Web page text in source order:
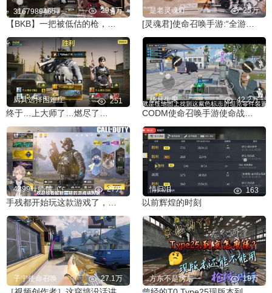
3167989465 29.4万
【BKB】一把被低估的枪，都给我组起来！
是老灵魂吖 25万
[灵魂君]使命召唤手游:“全游拍狙战最强击杀剪辑盛宴！
厨具选择困难症 251
终于…上大师了…燃尽了…
杨月生果 42.2万
4399叶师傅_い 27万 情归泪 163
以前辉煌的时刻
子宁使命召唤 27.1万 方东不是房东 19万